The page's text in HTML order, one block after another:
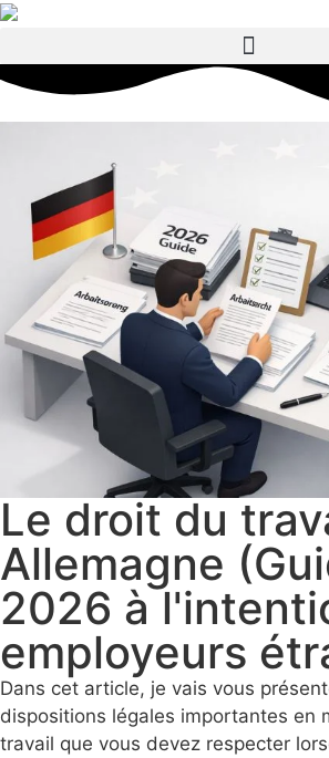
Le droit du
Allemagne
2026 à
employeurs
Dans cet article, je vais vous
dispositions légales importantes en
travail que vous devez respecter